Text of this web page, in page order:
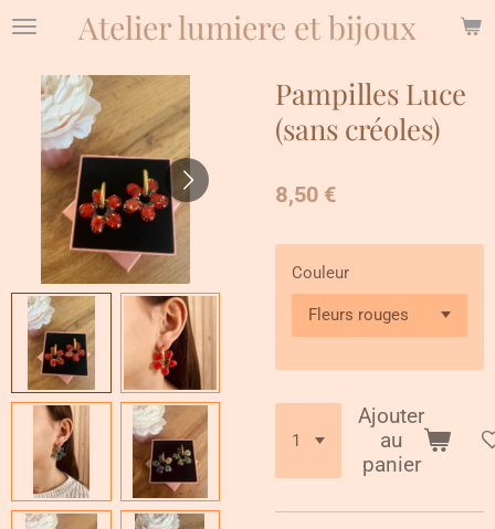
Passer
principal
Atelier lumiere et bijoux
Pampilles Luce
(sans créoles)
8,50 €
Couleur
Ajouter
au
panier